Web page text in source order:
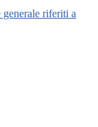
riferiti a